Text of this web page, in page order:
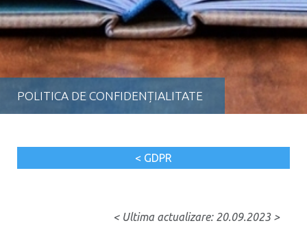
POLITICA DE CONFIDENȚIALITATE
< GDPR
< Ultima actualizare: 20.09.2023 >